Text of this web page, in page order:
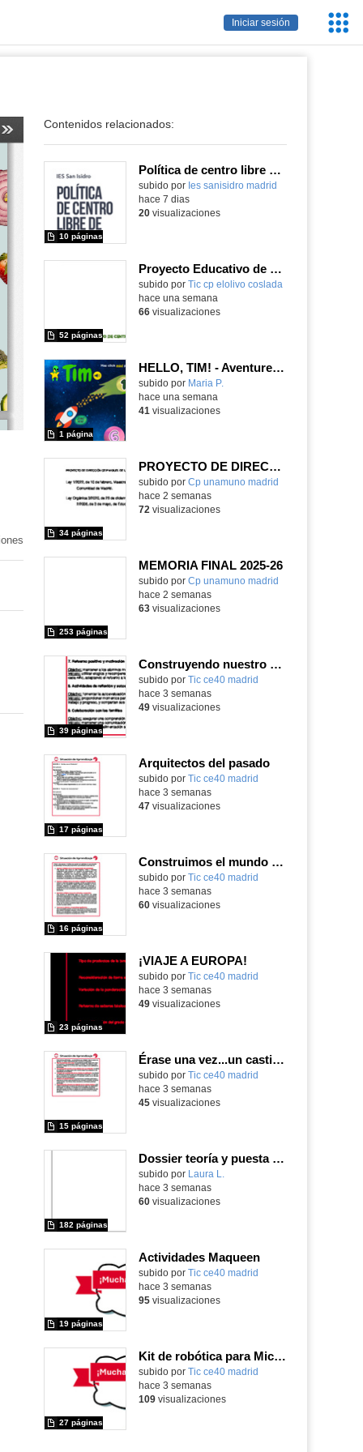
Iniciar sesión
Contenidos relacionados:
Política de centro libre de móviles
subido por Ies sanisidro madrid
10 páginas
hace 7 dias
20visualizaciones
Proyecto Educativo de Centro actualizado 2026
subido por Tic cp elolivo coslada
52 páginas
hace una semana
66visualizaciones
HELLO, TIM! - Aventureros digitales
Contenido educativo.
subido por Maria P.
1 página
hace una semana
41 visualizaciones
PROYECTO DE DIRECCIÓN
Contenido educativo.
subido por Cp unamuno madrid
34 páginas
hace 2 semanas
72 visualizaciones
MEMORIA FINAL 2025-26
Contenido educativo.
subido por Cp unamuno madrid
253 páginas
hace 2 semanas
63visualizaciones
Construyendo nuestro parque de atracciones
subido por Tic ce40 madrid
39 páginas
hace 3 semanas
49visualizaciones
Arquitectos del pasado
subido por Tic ce40 madrid
17 páginas
hace 3 semanas
47visualizaciones
Construimos el mundo con LEGO
subido por Tic ce40 madrid
16 páginas
hace 3 semanas
60visualizaciones
¡VIAJE A EUROPA!
subido por Tic ce40 madrid
23 páginas
hace 3 semanas
49visualizaciones
Érase una vez...un castillo medieval
subido por Tic ce40 madrid
15 páginas
hace 3 semanas
45visualizaciones
Dossier teoría y puesta en práctica Äprendizaje Basado en Juegos en Educación Infantil y Primaria
Contenido educativo.
subido por Laura L.
182 páginas
hace 3 semanas
60visualizaciones
Actividades Maqueen
Contenido educativo.
subido por Tic ce40 madrid
19 páginas
hace 3 semanas
95visualizaciones
Kit de robótica para Micro:Bit
Contenido educativo.
subido por Tic ce40 madrid
27 páginas
hace 3 semanas
109visualizaciones